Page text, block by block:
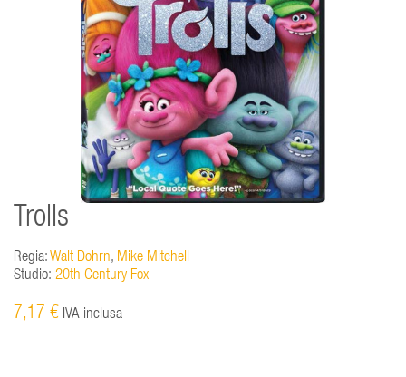
Trolls
Regia:Walt Dohrn, Mike Mitchell
Studio: 20th Century Fox
7,17 € IVA inclusa